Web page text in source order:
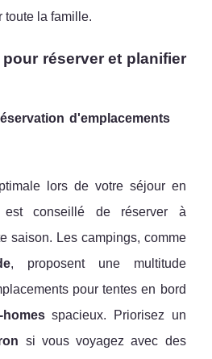
toute la famille.
réserver et planifier
d'emplacements
lors de votre séjour en
conseillé de réserver à
saison. Les campings, comme
, proposent une multitude
pour tentes en bord
homesspacieux. Priorisez un
si vous voyagez avec des